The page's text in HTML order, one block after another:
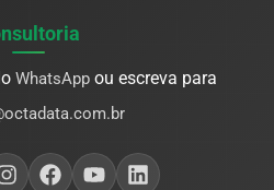
WhatsAppou escreva para